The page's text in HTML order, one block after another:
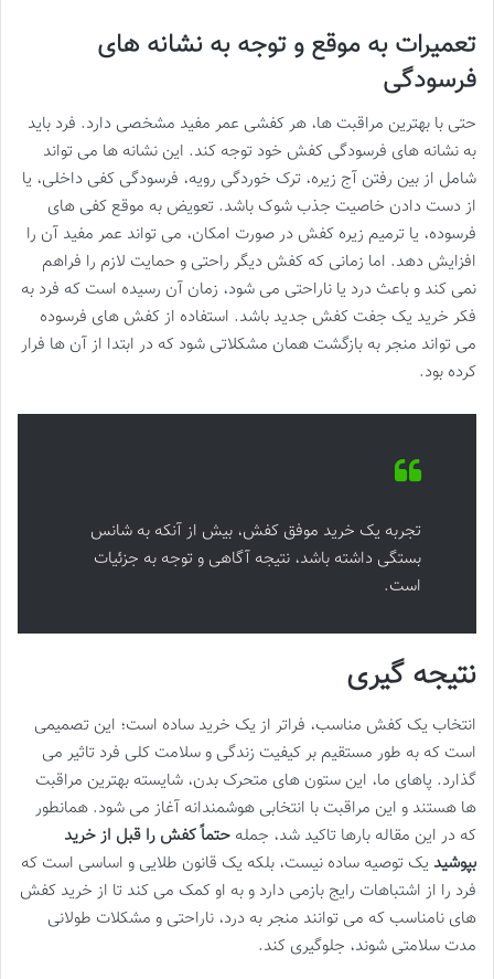
تعمیرات به موقع و توجه به نشانه های
فرسودگی
حتی با بهترین مراقبت ها، هر کفشی عمر مفید مشخصی دارد. فرد باید
به نشانه های فرسودگی کفش خود توجه کند. این نشانه ها می تواند
شامل از بین رفتن آج زیره، ترک خوردگی رویه، فرسودگی کفی داخلی، یا
از دست دادن خاصیت جذب شوک باشد. تعویض به موقع کفی های
فرسوده، یا ترمیم زیره کفش در صورت امکان، می تواند عمر مفید آن را
افزایش دهد. اما زمانی که کفش دیگر راحتی و حمایت لازم را فراهم
نمی کند و باعث درد یا ناراحتی می شود، زمان آن رسیده است که فرد به
فکر خرید یک جفت کفش جدید باشد. استفاده از کفش های فرسوده
می تواند منجر به بازگشت همان مشکلاتی شود که در ابتدا از آن ها فرار
کرده بود.
تجربه یک خرید موفق کفش، بیش از آنکه به شانس
بستگی داشته باشد، نتیجه آگاهی و توجه به جزئیات
است.
نتیجه گیری
انتخاب یک کفش مناسب، فراتر از یک خرید ساده است؛ این تصمیمی
است که به طور مستقیم بر کیفیت زندگی و سلامت کلی فرد تاثیر می
گذارد. پاهای ما، این ستون های متحرک بدن، شایسته بهترین مراقبت
ها هستند و این مراقبت با انتخابی هوشمندانه آغاز می شود. همانطور
که در این مقاله بارها تاکید شد، جمله حتماً کفش را قبل از خرید
بپوشید یک توصیه ساده نیست، بلکه یک قانون طلایی و اساسی است که
فرد را از اشتباهات رایج بازمی دارد و به او کمک می کند تا از خرید کفش
های نامناسب که می توانند منجر به درد، ناراحتی و مشکلات طولانی
مدت سلامتی شوند، جلوگیری کند.